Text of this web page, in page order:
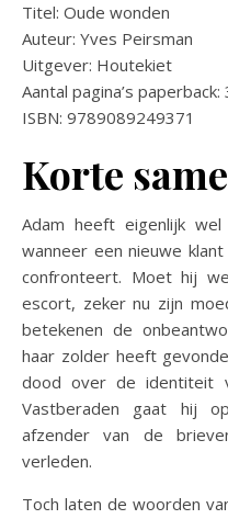
Titel: Oude wonden
Auteur: Yves Peirsman
Uitgever: Houtekiet
Aantal pagina’s paperback:
ISBN: 9789089249371
Korte
Adam heeft eigenlijk
wanneer een nieuwe
confronteert. Moet hij
escort, zeker nu zijn
betekenen de
haar zolder heeft
dood over de identiteit
Vastberaden gaat hij
afzender van de
verleden.
Toch laten de woorden